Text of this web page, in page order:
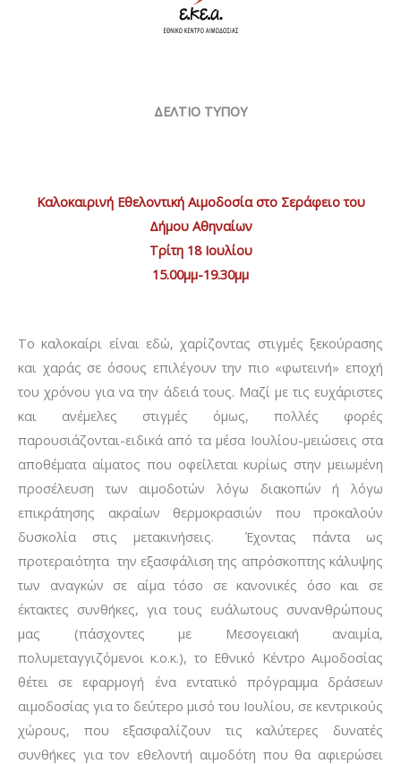
ΔΕΛΤΙΟ ΤΥΠΟΥ
Καλοκαιρινή Εθελοντική Αιμοδοσία στο Σεράφειο του
Δήμου Αθηναίων
Τρίτη 18 Ιουλίου
15.00μμ-19.30μμ
Το καλοκαίρι είναι εδώ, χαρίζοντας στιγμές ξεκούρασης
και χαράς σε όσους επιλέγουν την πιο «φωτεινή» εποχή
του χρόνου για να την άδειά τους. Μαζί με τις ευχάριστες
και ανέμελες στιγμές όμως, πολλές φορές
παρουσιάζονται-ειδικά από τα μέσα Ιουλίου-μειώσεις στα
αποθέματα αίματος που οφείλεται κυρίως στην μειωμένη
προσέλευση των αιμοδοτών λόγω διακοπών ή λόγω
επικράτησης ακραίων θερμοκρασιών που προκαλούν
δυσκολία στις μετακινήσεις. Έχοντας πάντα ως
προτεραιότητα την εξασφάλιση της απρόσκοπτης κάλυψης
των αναγκών σε αίμα τόσο σε κανονικές όσο και σε
έκτακτες συνθήκες, για τους ευάλωτους συνανθρώπους
μας (πάσχοντες με Μεσογειακή αναιμία,
πολυμεταγγιζόμενοι κ.ο.κ.), το Εθνικό Κέντρο Αιμοδοσίας
θέτει σε εφαρμογή ένα εντατικό πρόγραμμα δράσεων
αιμοδοσίας για το δεύτερο μισό του Ιουλίου, σε κεντρικούς
χώρους, που εξασφαλίζουν τις καλύτερες δυνατές
συνθήκες για τον εθελοντή αιμοδότη που θα αφιερώσει